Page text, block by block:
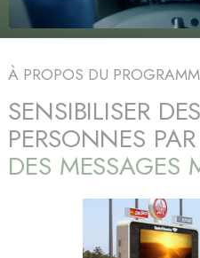
À PROPOS DU
SENSIBILISER
PERSONNES PAR
DES MESSAGES